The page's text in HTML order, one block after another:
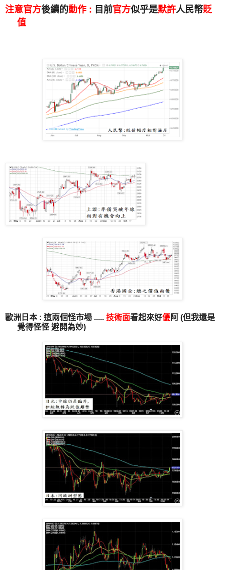
注意官方後續的動作 : 目前官方似乎是默許人民幣貶
值
歐洲日本 : 這兩個怪市場 ..... 技術面看起來好優阿 (但我還是
覺得怪怪 避開為妙)